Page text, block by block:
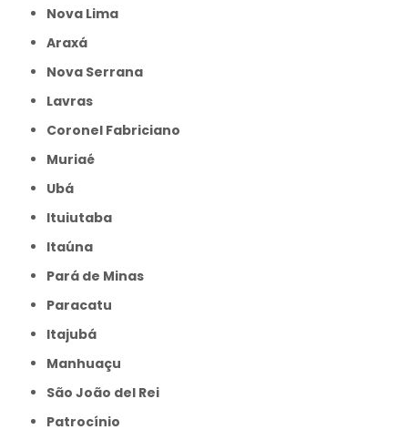
Nova Lima
Araxá
Nova Serrana
Lavras
Coronel Fabriciano
Muriaé
Ubá
Ituiutaba
Itaúna
Pará de Minas
Paracatu
Itajubá
Manhuaçu
São João del Rei
Patrocínio